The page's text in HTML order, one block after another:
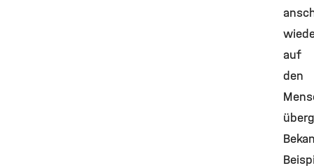
auf
den